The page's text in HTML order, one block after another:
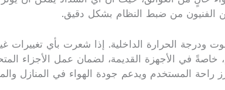
الفنيون من ضبط النظام بشكل دقيق.
ودرجة الحرارة الداخلية. إذا شعرت بأي
خاصةً في الأجهزة القديمة، لضمان عمل الأجزاء
راحة المستخدم ويدعم جودة الهواء في المنازل